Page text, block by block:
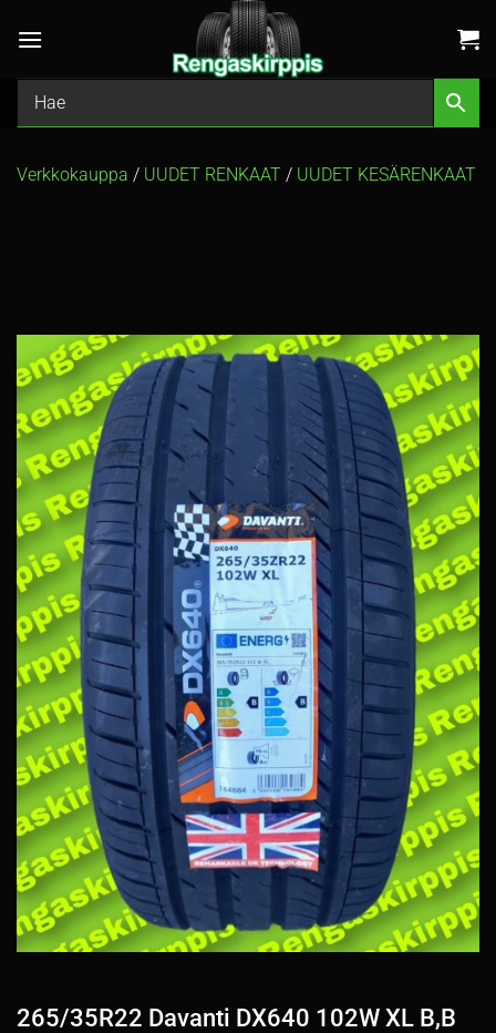
Verkkokauppa / UUDET RENKAAT / UUDET KESÄRENKAAT
265/35R22 Davanti DX640 102W XL B,B